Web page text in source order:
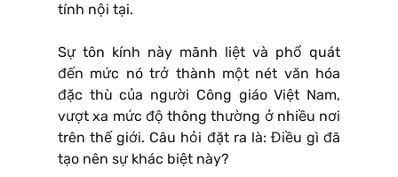
tính nội tại.
Sự tôn kính này mãnh liệt và phổ quát
đến mức nó trở thành một nét văn hóa
đặc thù của người Công giáo Việt Nam,
vượt xa mức độ thông thường ở nhiều nơi
trên thế giới. Câu hỏi đặt ra là: Điều gì đã
tạo nên sự khác biệt này?